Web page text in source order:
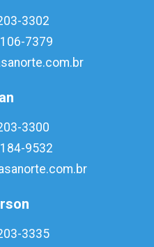
3302
7379
3300
9532
3335